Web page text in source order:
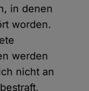
in denen
worden.
werden
nicht an